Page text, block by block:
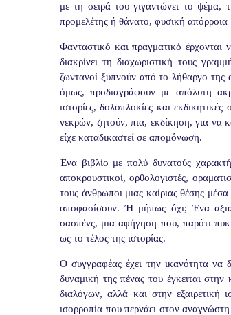
με τη σειρά του γιγαντώνει το ψέμα,
προμελέτης ή θάνατο, φυσική απόρροια
Φανταστικό και πραγματικό
διακρίνει τη διαχωριστική τους
ζωντανοί ξυπνούν από το λήθαργο της
όμως, προδιαγράφουν με απόλυτη
ιστορίες, δολοπλοκίες και
νεκρών, ζητούν, πια, εκδίκηση, για να
είχε καταδικαστεί σε απομόνωση.
Ένα βιβλίο με πολύ δυνατούς
αποκρουστικοί, ορθολογιστές,
τους άνθρωποι μιας καίριας θέσης
αποφασίσουν. Ή μήπως όχι; Ένα
σασπένς, μια αφήγηση που, παρότι
ως το τέλος της ιστορίας.
Ο συγγραφέας έχει την ικανότητα να
δυναμική της πένας του έγκειται
διαλόγων, αλλά και στην εξαιρετική
ισορροπία που περνάει στον